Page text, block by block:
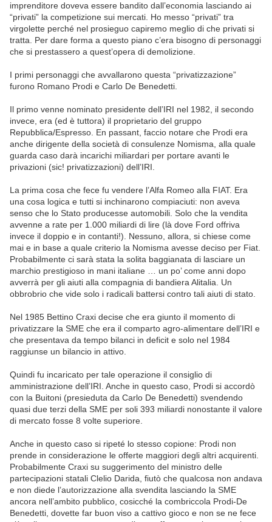
imprenditore doveva essere bandito dall’economia lasciando ai
“privati” la competizione sui mercati. Ho messo “privati” tra
virgolette perché nel prosieguo capiremo meglio di che privati si
tratta. Per dare forma a questo piano c’era bisogno di personaggi
che si prestassero a quest’opera di demolizione.
I primi personaggi che avvallarono questa “privatizzazione”
furono Romano Prodi e Carlo De Benedetti.
Il primo venne nominato presidente dell’IRI nel 1982, il secondo
invece, era (ed è tuttora) il proprietario del gruppo
Repubblica/Espresso. En passant, faccio notare che Prodi era
anche dirigente della società di consulenze Nomisma, alla quale
guarda caso darà incarichi miliardari per portare avanti le
privazioni (sic! privatizzazioni) dell’IRI.
La prima cosa che fece fu vendere l’Alfa Romeo alla FIAT. Era
una cosa logica e tutti si inchinarono compiaciuti: non aveva
senso che lo Stato producesse automobili. Solo che la vendita
avvenne a rate per 1.000 miliardi di lire (là dove Ford offriva
invece il doppio e in contanti!). Nessuno, allora, si chiese come
mai e in base a quale criterio la Nomisma avesse deciso per Fiat.
Probabilmente ci sarà stata la solita baggianata di lasciare un
marchio prestigioso in mani italiane … un po’ come anni dopo
avverrà per gli aiuti alla compagnia di bandiera Alitalia. Un
obbrobrio che vide solo i radicali battersi contro tali aiuti di stato.
Nel 1985 Bettino Craxi decise che era giunto il momento di
privatizzare la SME che era il comparto agro-alimentare dell’IRI e
che presentava da tempo bilanci in deficit e solo nel 1984
raggiunse un bilancio in attivo.
Quindi fu incaricato per tale operazione il consiglio di
amministrazione dell’IRI. Anche in questo caso, Prodi si accordò
con la Buitoni (presieduta da Carlo De Benedetti) svendendo
quasi due terzi della SME per soli 393 miliardi nonostante il valore
di mercato fosse 8 volte superiore.
Anche in questo caso si ripeté lo stesso copione: Prodi non
prende in considerazione le offerte maggiori degli altri acquirenti.
Probabilmente Craxi su suggerimento del ministro delle
partecipazioni statali Clelio Darida, fiutò che qualcosa non andava
e non diede l’autorizzazione alla svendita lasciando la SME
ancora nell’ambito pubblico, cosicché la combriccola Prodi-De
Benedetti, dovette far buon viso a cattivo gioco e non se ne fece